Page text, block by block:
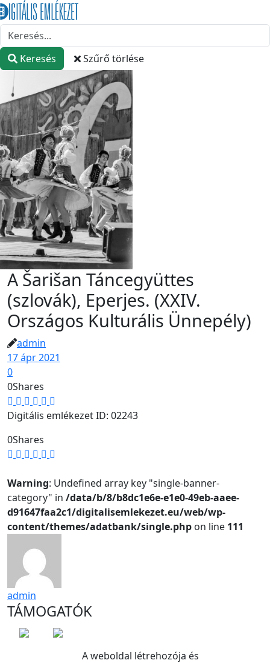
Keresés Szűrő törlése
A Šarišan Táncegyüttes
(szlovák), Eperjes. (XXIV.
Országos Kulturális Ünnepély)
admin
17 ápr 2021
0
0Shares
Digitális emlékezet ID: 02243
0Shares
Warning: Undefined array key "single-banner-
category" in /data/b/8/b8dc1e6e-e1e0-49eb-aaee-
d91647faa2c1/digitalisemlekezet.eu/web/wp-
content/themes/adatbank/single.php on line 111
admin
TÁMOGATÓK
A weboldal létrehozója és